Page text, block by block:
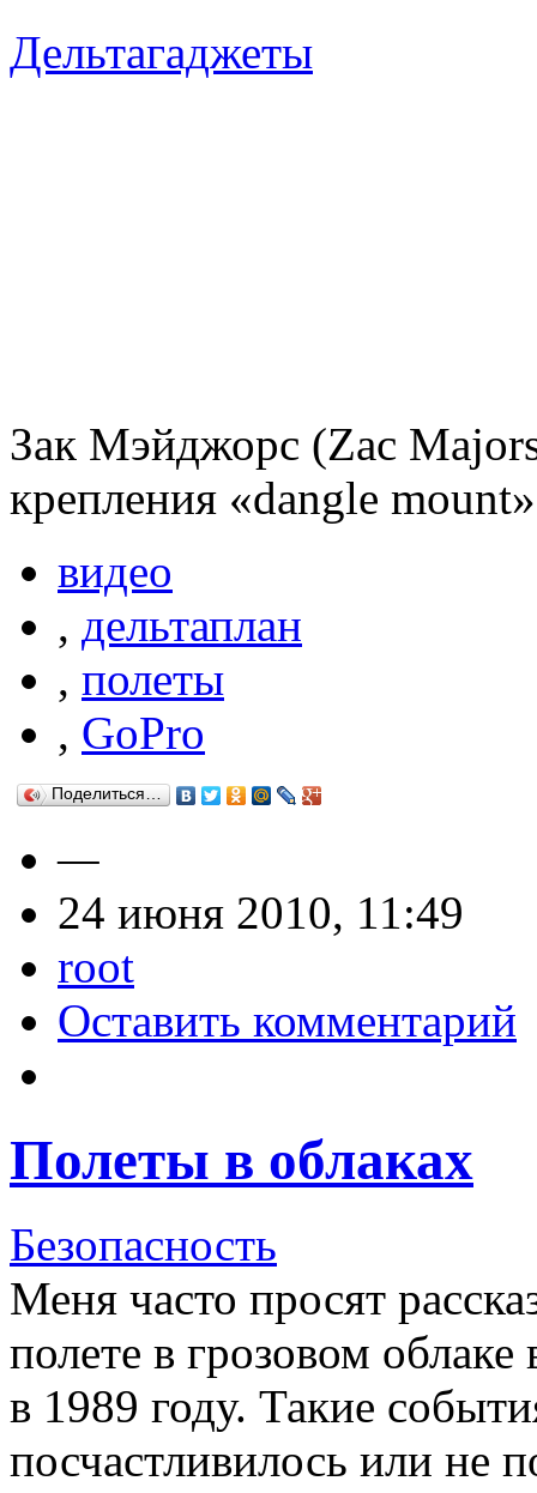
Дельтагаджеты
Зак Мэйджорс (Zac
крепления «dangle mount»
видео
, дельтаплан
, полеты
, GoPro
Поделиться…
—
24 июня 2010, 11:49
root
Оставить комментарий
Полеты в облаках
Безопасность
Меня часто просят
полете в грозовом
в 1989 году. Такие
посчастливилось или не